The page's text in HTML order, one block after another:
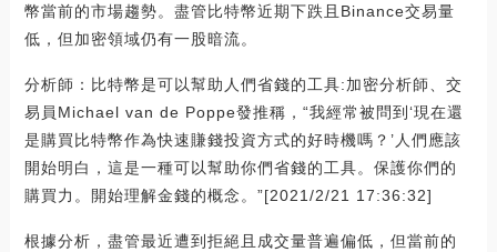
幣當前的市場趨勢。盡管比特幣近期下跌且Binance交易量
低，但加密領域仍有一股暗流。
分析師：比特幣是可以幫助人們省錢的工具:加密分析師、交
易員Michael van de Poppe發推稱，“我經常被問到‘現在還
是購買比特幣作為快速賺錢投資方式的好時機嗎？’人們應該
開始明白，這是一種可以幫助你們省錢的工具。保護你們的
購買力。開始理解金錢的概念。”[2021/2/21 17:36:32]
根據分析，盡管最近遭到拒絕且成交量普遍偏低，但當前的